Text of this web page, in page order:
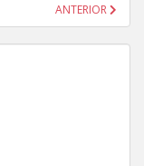
ANTERIOR